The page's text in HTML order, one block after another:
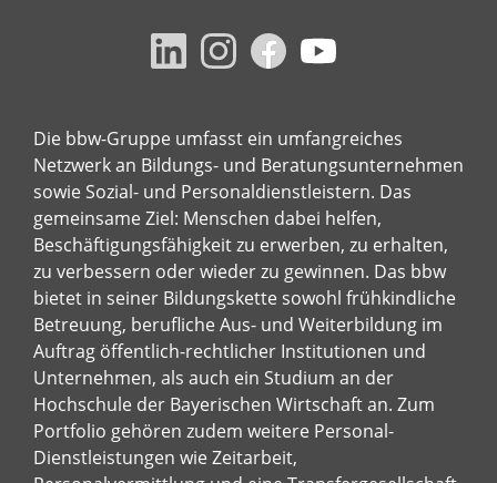
Die bbw-Gruppe umfasst ein umfangreiches
Netzwerk an Bildungs- und Beratungsunternehmen
sowie Sozial- und Personaldienstleistern. Das
gemeinsame Ziel: Menschen dabei helfen,
Beschäftigungsfähigkeit zu erwerben, zu erhalten,
zu verbessern oder wieder zu gewinnen. Das bbw
bietet in seiner Bildungskette sowohl frühkindliche
Betreuung, berufliche Aus- und Weiterbildung im
Auftrag öffentlich-rechtlicher Institutionen und
Unternehmen, als auch ein Studium an der
Hochschule der Bayerischen Wirtschaft an. Zum
Portfolio gehören zudem weitere Personal-
Dienstleistungen wie Zeitarbeit,